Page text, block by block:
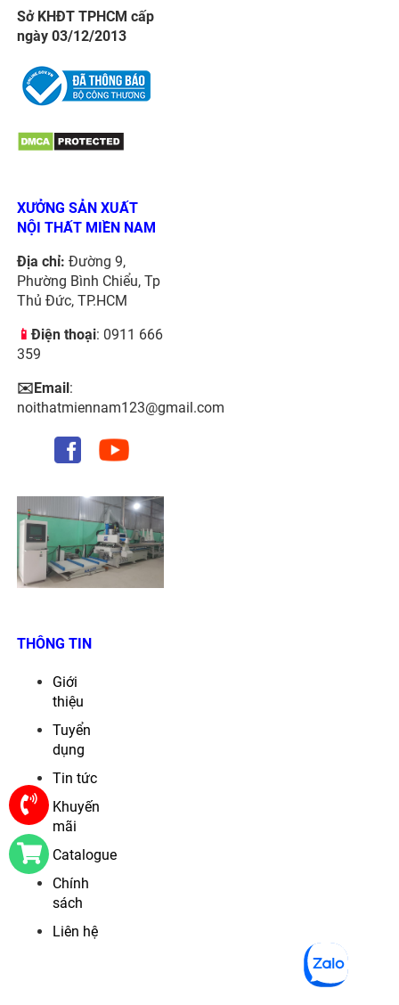
Sở KHĐT TPHCM cấp
ngày 03/12/2013
XƯỞNG SẢN XUẤT
NỘI THẤT MIỀN NAM
Địa chỉ: Đường 9,
Phường Bình Chiểu, Tp
Thủ Đức, TP.HCM
📱Điện thoại: 0911 666
359
✉️Email:
noithatmiennam123@gmail.com
THÔNG TIN
Giới
thiệu
Tuyển
dụng
Tin tức
Khuyến
mãi
Catalogue
Chính
sách
Liên hệ